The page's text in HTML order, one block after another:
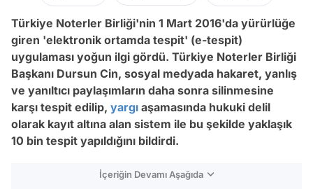
Türkiye Noterler Birliği'nin 1 Mart 2016'da yürürlüğe
giren 'elektronik ortamda tespit' (e-tespit)
uygulaması yoğun ilgi gördü. Türkiye Noterler Birliği
Başkanı Dursun Cin, sosyal medyada hakaret, yanlış
ve yanıltıcı paylaşımların daha sonra silinmesine
karşı tespit edilip, yargı aşamasında hukuki delil
olarak kayıt altına alan sistem ile bu şekilde yaklaşık
10 bin tespit yapıldığını bildirdi.
İçeriğin Devamı Aşağıda